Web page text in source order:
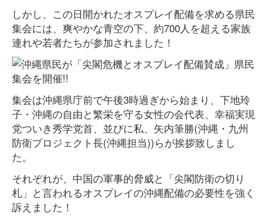
しかし、この日開かれたオスプレイ配備を求める県民
集会には、爽やかな青空の下、約700人を超える家族
連れや若者たちが参加されました！
集会は沖縄県庁前で午後3時過ぎから始まり、下地玲
子・沖縄の自由と繁栄を守る女性の会代表、幸福実現
党ついき秀学党首、並びに私、矢内筆勝(沖縄・九州
防衛プロジェクト長(沖縄担当))らが挨拶致しまし
た。
それぞれが、中国の軍事的脅威と「尖閣防衛の切り
札」と言われるオスプレイの沖縄配備の必要性を強く
訴えました！